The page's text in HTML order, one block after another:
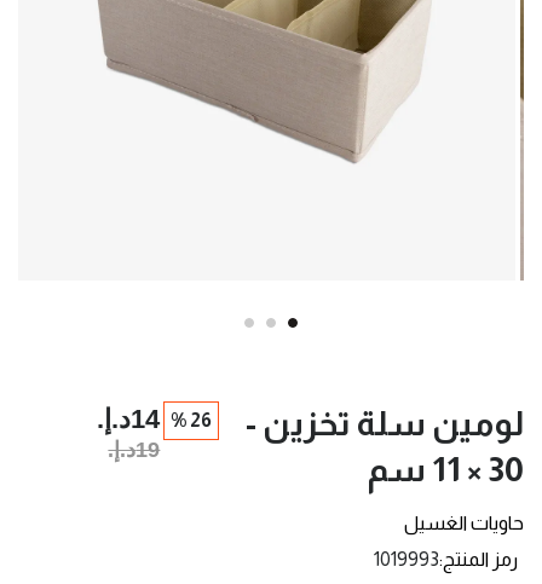
لومين سلة تخزين -
30 × 11 سم
حاويات الغسيل
رمز المنتج 1019993
26 % 14د.إ.‏
19د.إ.‏